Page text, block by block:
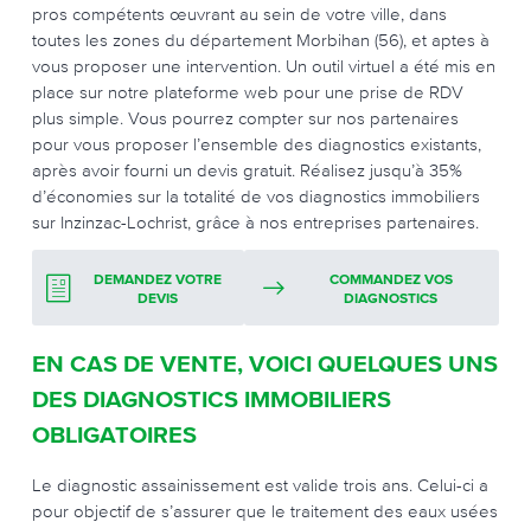
pros compétents œuvrant au sein de votre ville, dans
toutes les zones du département Morbihan (56), et aptes à
vous proposer une intervention. Un outil virtuel a été mis en
place sur notre plateforme web pour une prise de RDV
plus simple. Vous pourrez compter sur nos partenaires
pour vous proposer l’ensemble des diagnostics existants,
après avoir fourni un devis gratuit. Réalisez jusqu’à 35%
d’économies sur la totalité de vos diagnostics immobiliers
sur Inzinzac-Lochrist, grâce à nos entreprises partenaires.
DEMANDEZ VOTRE
DEVIS
COMMANDEZ VOS
DIAGNOSTICS
EN CAS DE VENTE, VOICI QUELQUES UNS
DES DIAGNOSTICS IMMOBILIERS
OBLIGATOIRES
Le diagnostic assainissement est valide trois ans. Celui-ci a
pour objectif de s’assurer que le traitement des eaux usées